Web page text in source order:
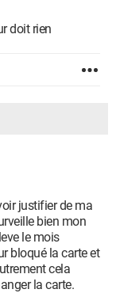
doit rien
justifier de ma
bien mon
le mois
bloqué la carte et
cela
la carte.